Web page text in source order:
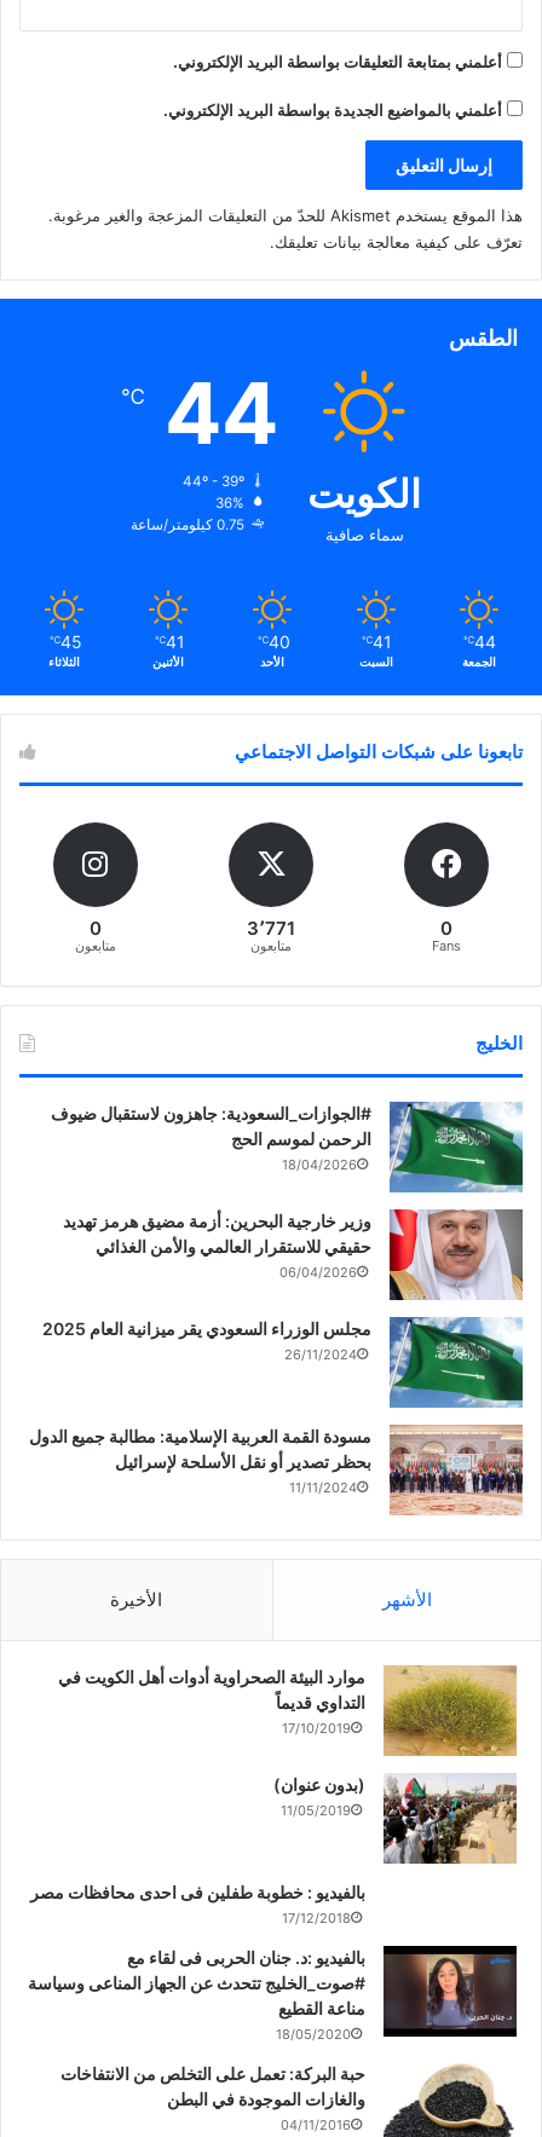
أعلمني بمتابعة التعليقات بواسطة البريد الإلكتروني.
أعلمني بالمواضيع الجديدة بواسطة البريد الإلكتروني.
هذا الموقع يستخدم Akismet للحدّ من التعليقات المزعجة والغير مرغوبة.
تعرّف على كيفية معالجة بيانات تعليقك.
الطقس
الكويت
سماء صافية
44
℃
36%
0.75 كيلومتر/ساعة
44
℃
الجمعة
41
℃
السبت
40
℃
الأحد
41
℃
الأثنين
45
℃
الثلاثاء
تابعونا على شبكات التواصل الاجتماعي
0
Fans
3٬771
متابعون
0
متابعون
الخليج
‏‎#الجوازات_السعودية: جاهزون لاستقبال ضيوف
الرحمن لموسم الحج
18/04/2026
وزير خارجية البحرين: أزمة مضيق هرمز تهديد
حقيقي للاستقرار العالمي والأمن الغذائي
06/04/2026
مجلس الوزراء السعودي يقر ميزانية العام 2025
26/11/2024
مسودة القمة العربية الإسلامية: مطالبة جميع الدول
بحظر تصدير أو نقل الأسلحة لإسرائيل
11/11/2024
الأشهر الأخيرة
موارد البيئة الصحراوية أدوات أهل الكويت في
التداوي قديماً
17/10/2019
(بدون عنوان)
11/05/2019
بالفيديو : خطوبة طفلين فى احدى محافظات مصر
17/12/2018
بالفيديو :د. جنان الحربى فى لقاء مع
#صوت_الخليج تتحدث عن الجهاز المناعى وسياسة
مناعة القطيع
18/05/2020
حبة البركة: تعمل على التخلص من الانتفاخات
والغازات الموجودة في البطن
04/11/2016